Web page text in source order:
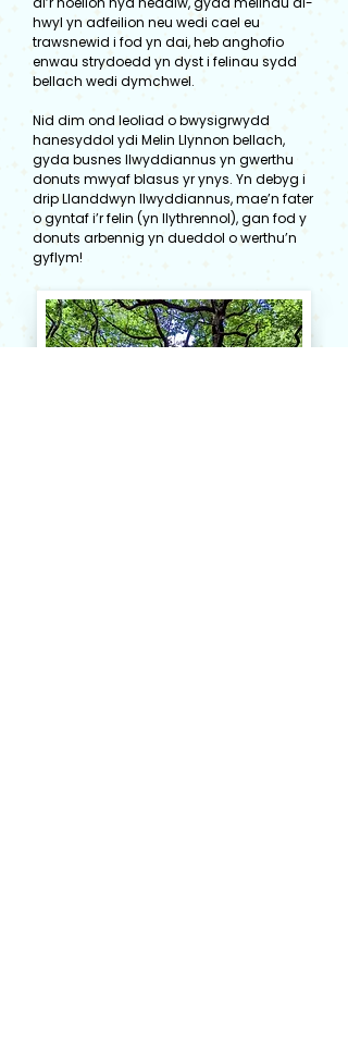
hwyl yn adfeilion neu wedi cael eu
trawsnewid i fod yn dai, heb anghofio
enwau strydoedd yn dyst i felinau sydd
bellach wedi dymchwel.
Nid dim ond leoliad o bwysigrwydd
hanesyddol ydi Melin Llynnon bellach,
gyda busnes llwyddiannus yn gwerthu
donuts mwyaf blasus yr ynys. Yn debyg i
drip Llanddwyn llwyddiannus, mae’n fater
o gyntaf i’r felin (yn llythrennol), gan fod y
donuts arbennig yn dueddol o werthu’n
gyflym!